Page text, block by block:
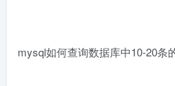
mysql如何查询数据库中10-20条